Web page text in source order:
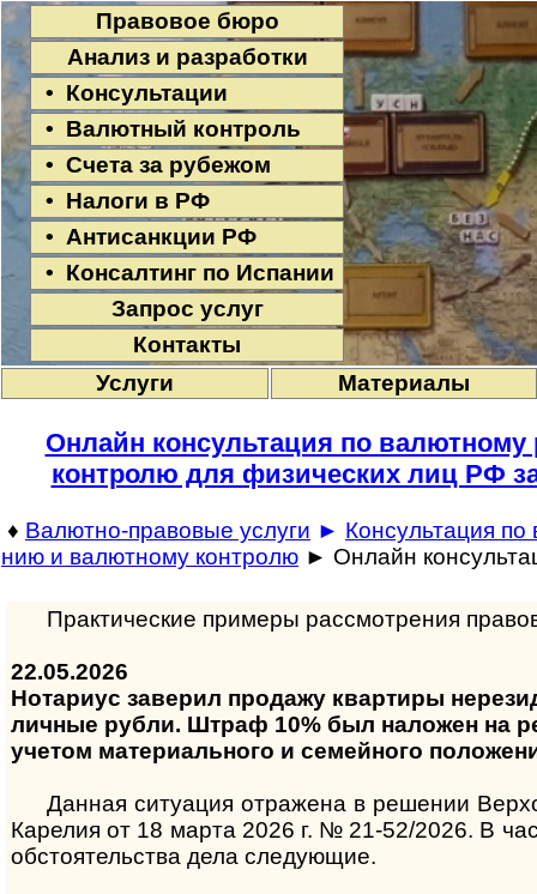
Правовое бюро
Анализ и разработки
• Консультации
• Валютный контроль
• Счета за рубежом
• Налоги в РФ
• Антисанкции РФ
• Консалтинг по Испании
Запрос услуг
Контакты
Услуги
Материалы
Онлайн консультация по
контролю для физических лиц РФ
♦ Валютно-правовые услуги ► Кон­суль­та­ция
нию и валют­ному кон­т­ролю ► Он­лайн
Практические примеры рас­смот­ре­ния
22.05.2026
Нотариус за­ве­рил про­да­жу квар­ти­ры
лич­ные руб­ли. Штраф 10% был на­ло­жен на
уче­том ма­те­ри­а­ль­но­го и се­мей­но­го
Данная ситуация отражена в решении
Каре­лия от 18 марта 2026 г. № 21-52/2026. В
обстоя­тель­ства дела сле­дующие.